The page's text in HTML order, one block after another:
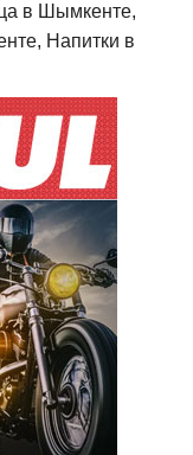
в Шымкенте,
Напитки в